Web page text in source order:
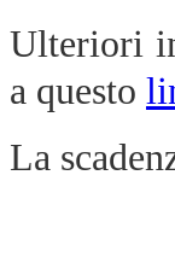
Ulteriori
a questo
La